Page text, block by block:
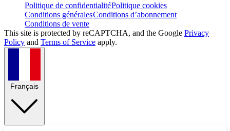
Politique de confidentialitéPolitique cookies
Conditions généralesConditions d’abonnement
Conditions de vente
This site is protected by reCAPTCHA, and the Google Privacy
Policy and Terms of Service apply.
Français